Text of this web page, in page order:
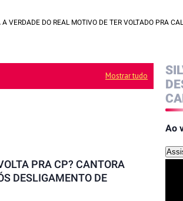
DO REAL MOTIVO DE TER VOLTADO PRA
Mostrar tudo
PRA CP? CANTORA
DESLIGAMENTO DE
Ao